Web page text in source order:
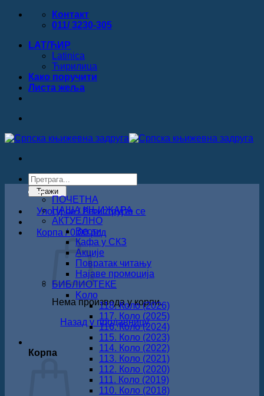
Прескочи
Контакт
011/ 3230-305
LAT/ЋИР
Latinica
Ћирилица
Како поручити
Листa жеља
Products
search
Тражи
Улогуј се / Региструјте се
Корпа /0.00рсд
Нема производа у корпи.
Назад у продавницу
Корпа
ПОЧЕТНА
НАША КЊИЖАРА
АКТУЕЛНО
Вести
Кафа у СКЗ
Акције
Повратак читању
Најаве промоција
БИБЛИОТЕКЕ
Koло
118. Коло (2026)
117. Коло (2025)
116. Коло (2024)
115. Коло (2023)
114. Коло (2022)
113. Коло (2021)
112. Коло (2020)
111. Коло (2019)
110. Коло (2018)